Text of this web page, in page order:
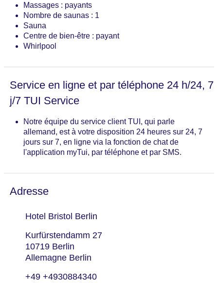
Massages : payants
Nombre de saunas : 1
Sauna
Centre de bien-être : payant
Whirlpool
Service en ligne et par téléphone 24 h/24, 7
j/7 TUI Service
Notre équipe du service client TUI, qui parle
allemand, est à votre disposition 24 heures sur 24, 7
jours sur 7, en ligne via la fonction de chat de
l'application myTui, par téléphone et par SMS.
Adresse
Hotel Bristol Berlin
Kurfürstendamm 27
10719 Berlin
Allemagne Berlin
+49 +4930884340